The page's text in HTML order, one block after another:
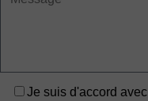
Privacy
Je suis d'accord avec